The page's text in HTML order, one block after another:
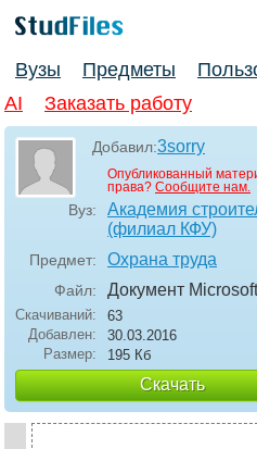
Вузы Предметы
AI
Заказать работу
Добавил:3sorry
Опубликованный
права? Сообщите нам.
Вуз:
Академия
(филиал КФУ)
Предмет: Охрана труда
Файл: Документ
Скачиваний:
63
Добавлен:
30.03.2016
Размер:
195 Кб
Скачать